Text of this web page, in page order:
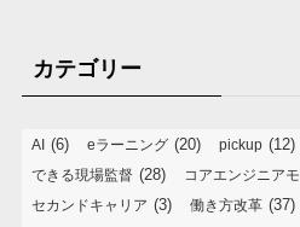
カテゴリー
AI (6) eラーニング (20) pickup (12)
できる現場監督 (28) コアエンジニア
セカンドキャリア (3) 働き方改革 (37)